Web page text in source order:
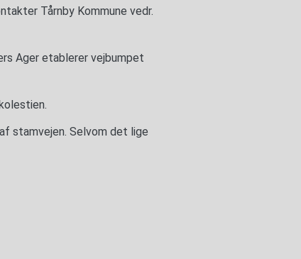
Tårnby Kommune vedr.
Ager etablerer vejbumpet
stamvejen. Selvom det lige